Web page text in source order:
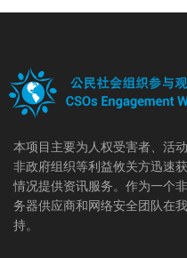
本项目主要为人权受害者、活
非政府组织等利益攸关方迅速
情况提供资讯服务。作为一个
务器供应商和网络安全团队在
持。